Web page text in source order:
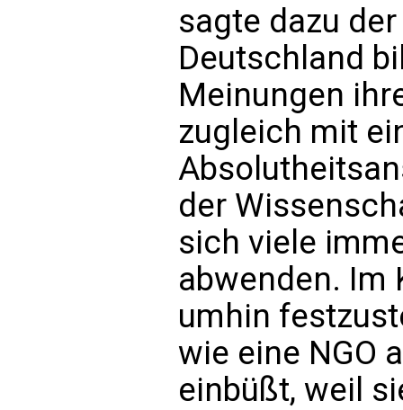
sagte dazu
Deutschland
Meinungen
zugleich mit
der
sich viele
abwenden. Im
umhin
wie eine NGO
einbüßt, weil